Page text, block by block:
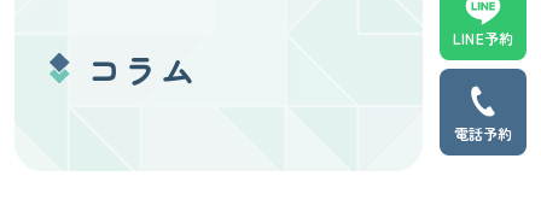
LINE予約
電話予約
コラム